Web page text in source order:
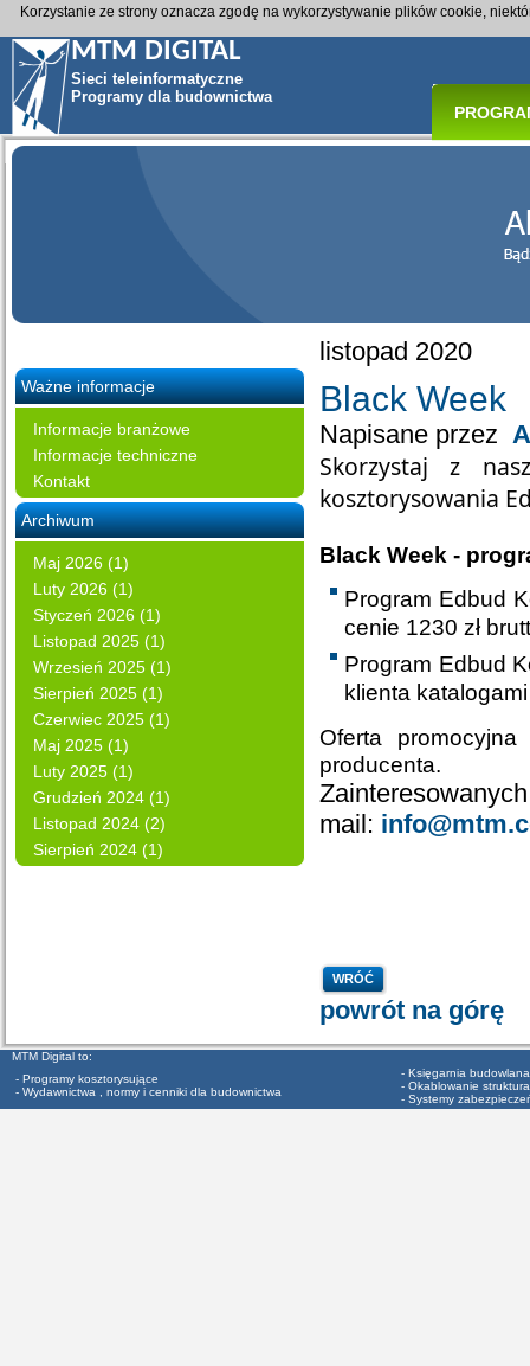
MTM DIGITAL
Sieci teleinformatyczne
Programy dla budownictwa
Ważne informacje
Informacje branżowe
Informacje techniczne
Kontakt
Archiwum
Maj 2026 (1)
Luty 2026 (1)
Styczeń 2026 (1)
Listopad 2025 (1)
Wrzesień 2025 (1)
Sierpień 2025 (1)
Czerwiec 2025 (1)
Maj 2025 (1)
Luty 2025 (1)
Grudzień 2024 (1)
Listopad 2024 (2)
Sierpień 2024 (1)
listopad 2020
Black Week
Napisane przez
Skorzystaj z
kosztorysowania
Black Week -
Program Edbud
cenie 1230 zł
Program Edbud
klienta
Oferta
producenta.
mail:
WRÓĆ
powrót na górę
MTM Digital to:
- Programy kosztorysujące
- Wydawnictwa , normy i cenniki dla budownictwa
- Księgarnia budowlana
- Okablowanie
- Systemy
Korzystanie ze strony oznacza zgodę na wykorzystywanie plików cookie,